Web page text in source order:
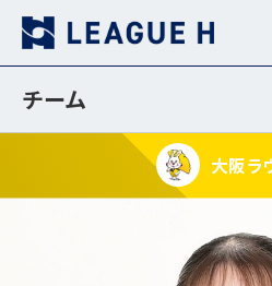
チーム
大阪ラ